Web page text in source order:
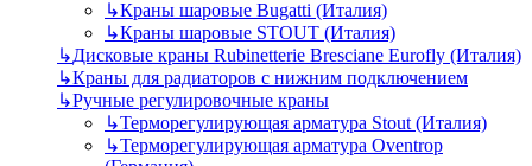
↳Краны шаровые Bugatti (Италия)
↳Краны шаровые STOUT (Италия)
↳Дисковые краны Rubinetterie Bresciane Eurofly (Италия)
↳Краны для радиаторов с нижним подключением
↳Ручные регулировочные краны
↳Терморегулирующая арматура Stout (Италия)
↳Терморегулирующая арматура Oventrop